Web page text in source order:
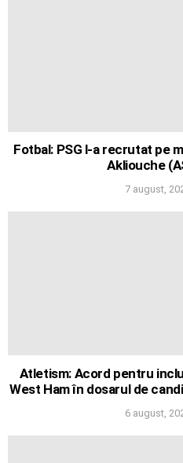
Fotbal: PSG l-a recrutat pe
Akliouche
7 august,
Atletism: Acord pentru
West Ham în dosarul de
6 august,